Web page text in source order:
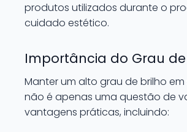
produtos utilizados durante o
cuidado estético.
Importância do Grau de
Manter um alto grau de brilho
não é apenas uma questão de
vantagens práticas, incluindo: